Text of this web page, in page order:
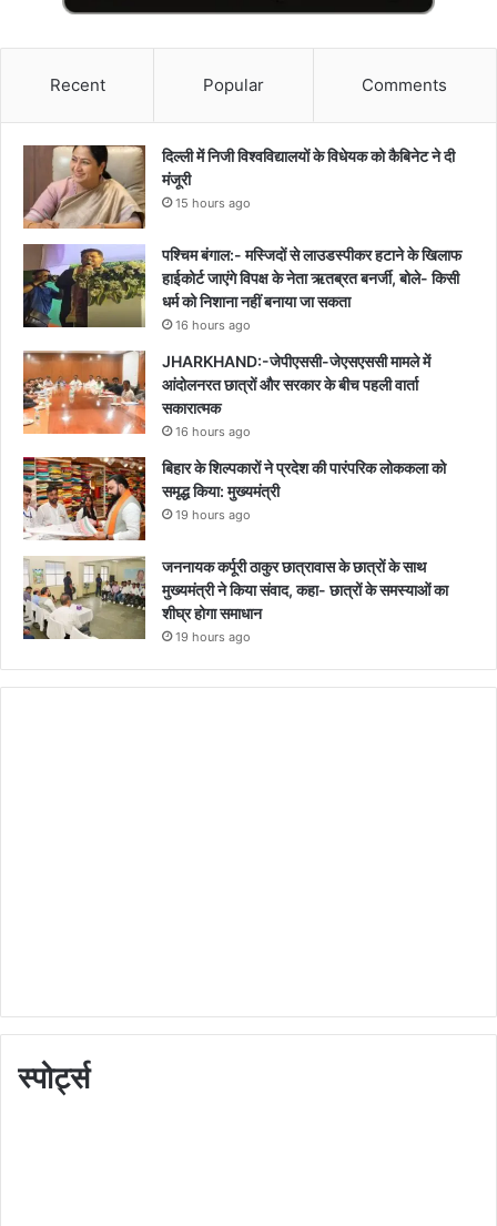
Recent Popular Comments
दिल्ली में निजी विश्वविद्यालयों के विधेयक को कैबिनेट ने दी
मंजूरी
15 hours ago
पश्चिम बंगाल:- मस्जिदों से लाउडस्पीकर हटाने के खिलाफ
हाईकोर्ट जाएंगे विपक्ष के नेता ऋतब्रत बनर्जी, बोले- किसी
धर्म को निशाना नहीं बनाया जा सकता
16 hours ago
JHARKHAND:-जेपीएससी-जेएसएससी मामले में
आंदोलनरत छात्रों और सरकार के बीच पहली वार्ता
सकारात्मक
16 hours ago
बिहार के शिल्पकारों ने प्रदेश की पारंपरिक लोककला को
समृद्ध किया: मुख्यमंत्री
19 hours ago
जननायक कर्पूरी ठाकुर छात्रावास के छात्रों के साथ
मुख्यमंत्री ने किया संवाद, कहा- छात्रों के समस्याओं का
शीघ्र होगा समाधान
19 hours ago
स्पोर्ट्स